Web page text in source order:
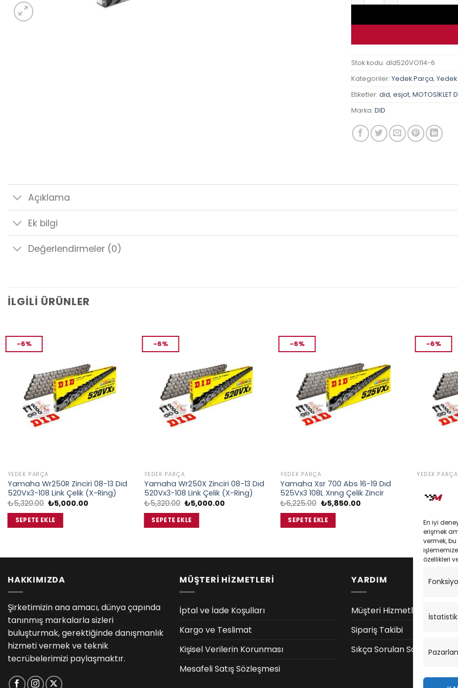
En iyi
erişmek
vermek,
özellikleri
İstatistik
Stok kodu: dId520VO114-6
Kategoriler: Yedek Parça,
Etiketler: did, esjot, MOTOSİKLET
Marka: DID
Açıklama
Ek bilgi
Değerlendirmeler (0)
İLGILI ÜRÜNLER
-6%
YEDEK PARÇA
Yamaha Wr250R Zinciri 08-13 Dıd
520Vx3-108 Link Çelik (X-Ring)
₺5,320.00 Orijinal
fiyat:
₺5,320.00.
₺5,000.00
SEPETE EKLE
-6%
YEDEK PARÇA
Yamaha Wr250X Zinciri 08-13 Dıd
520Vx3-108 Link Çelik (X-Ring)
₺5,320.00 Orijinal
fiyat:
₺5,320.00.
₺5,000.00Şu
SEPETE EKLE
-6%
YEDEK PARÇA
Yamaha Xsr 700 Abs 16-19 Dıd
525Vx3 108L Xrıng Çelik Zincir
₺6,225.00 Orijinal
fiyat:
₺6,225.00.
₺5,850.00Şu
SEPETE EKLE
-6%
YEDEK PARÇA
525Vx3
6,225.00
SEPETE
HAKKIMIZDA
Şirketimizin ana amacı, dünya çapında
tanınmış markalarla sizleri
buluşturmak, gerektiğinde danışmanlık
hizmeti vermek ve teknik
tecrübelerimizi paylaşmaktır.
MÜŞTERİ HİZMETLERİ
İptal ve İade Koşulları
Kargo ve Teslimat
Kişisel Verilerin Korunması
Mesafeli Satış Sözleşmesi
YARDIM
Müşteri Hizmetleri
Sipariş Takibi
Sıkça Sorulan Sorular